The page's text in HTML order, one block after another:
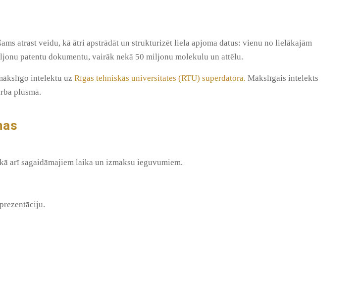
atrast veidu, kā ātri apstrādāt un strukturizēt liela apjoma datus: vienu no lielākajām
patentu dokumentu, vairāk nekā 50 miljonu molekulu un attēlu.
intelektu uz Rīgas tehniskās universitates (RTU) superdatora. Mākslīgais intelekts
plūsmā.
arī sagaidāmajiem laika un izmaksu ieguvumiem.